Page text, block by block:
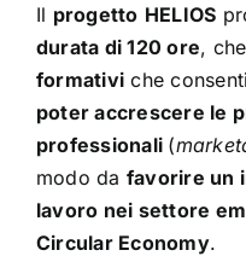
Il progetto HELIOS
durata di 120 ore,
formativi che
poter accrescere le
professionali (
modo da favorire un
lavoro nei settore
Circular Economy.